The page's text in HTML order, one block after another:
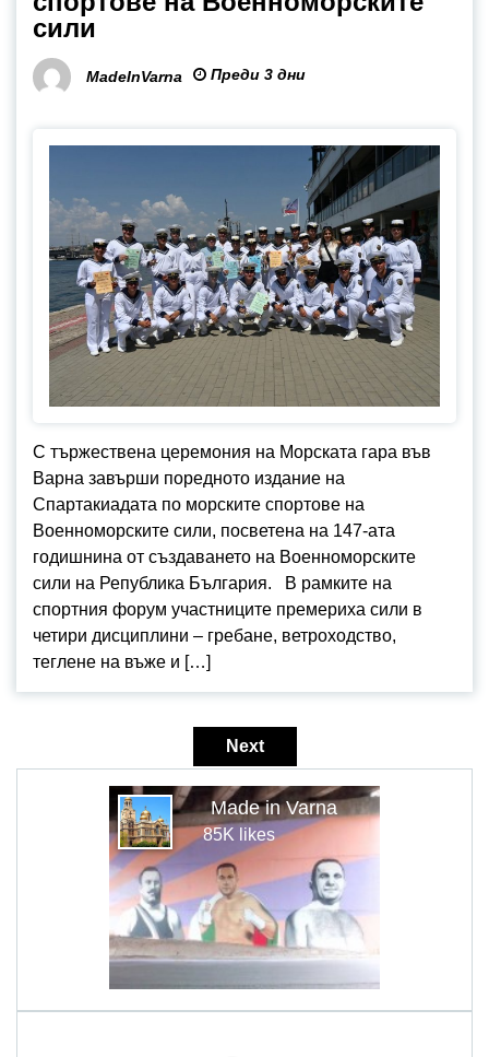
сили
MadeInVarna Преди 3 дни
С тържествена церемония на Морската гара във
Варна завърши поредното издание на
Спартакиадата по морските спортове на
Военноморските сили, посветена на 147-ата
годишнина от създаването на Военноморските
сили на Република България. В рамките на
спортния форум участниците премериха сили в
четири дисциплини – гребане, ветроходство,
теглене на въже и […]
Next
Made in Varna
85K likes